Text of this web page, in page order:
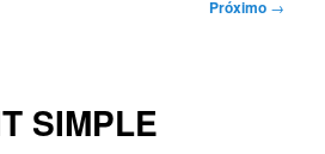
Próximo →
SIMPLE